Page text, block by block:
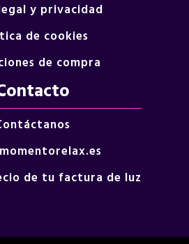
y privacidad
de cookies
de compra
de tu factura de luz